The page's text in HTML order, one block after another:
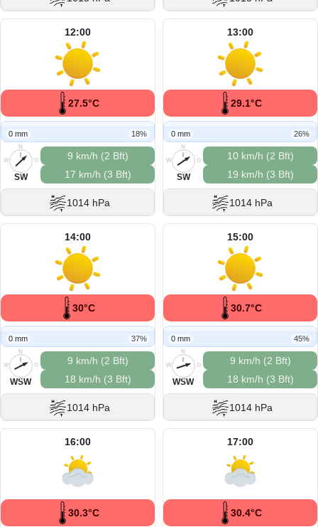
12:00
27.5°C
0 mm 18%
N
O
S
W
SW
9 km/h (2 Bft)
17 km/h (3 Bft)
1014 hPa
13:00
29.1°C
0 mm 26%
N
O
S
W
SW
10 km/h (2 Bft)
19 km/h (3 Bft)
1014 hPa
14:00
30°C
0 mm 37%
N
O
S
W
WSW
9 km/h (2 Bft)
18 km/h (3 Bft)
1014 hPa
15:00
30.7°C
0 mm 45%
N
O
S
W
WSW
9 km/h (2 Bft)
18 km/h (3 Bft)
1014 hPa
16:00
30.3°C
17:00
30.4°C